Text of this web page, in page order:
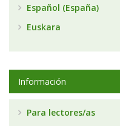
Español (España)
Euskara
Información
Para lectores/as